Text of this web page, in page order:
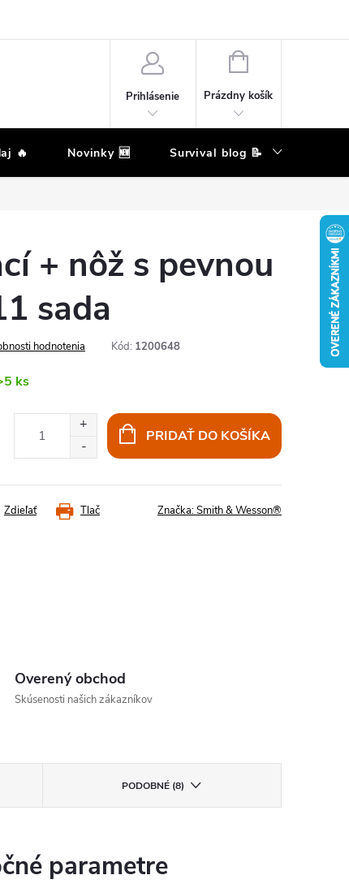
Prihlásenie
NÁKUPNÝ
Prázdny košík
🔥 Novinky 🆕 Survival blog 📝
+ nôž s pevnou
sada
hodnotenia Kód: 1200648
ks
PRIDAŤ DO KOŠÍKA
Tlač
Zdieľať Značka:Smith & Wesson®
Overený obchod
Skúsenosti našich zákazníkov
PODOBNÉ (8)
parametre